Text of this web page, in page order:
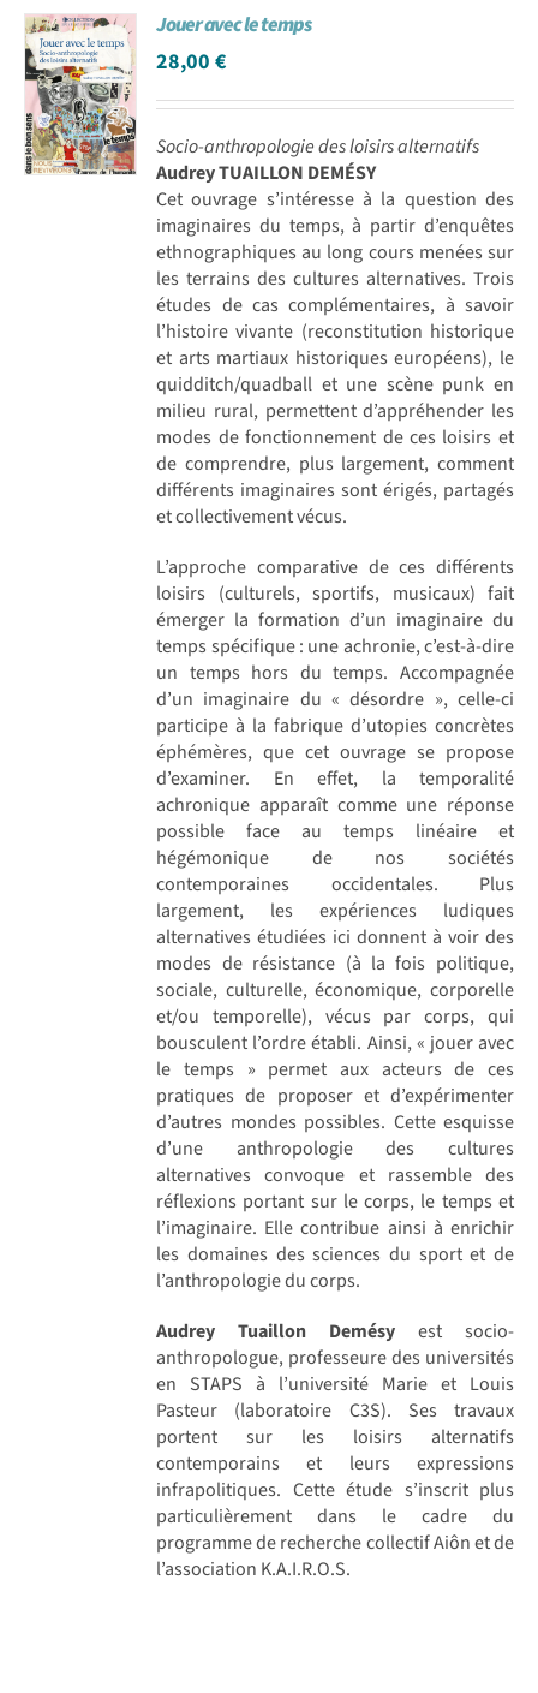
Achat en ligne
Panier WooCommerce
Jouer avec le temps
28,00€
Socio-anthropologie des loisirs alternatifs
Audrey TUAILLON DEMÉSY
Cet ouvrage s’intéresse à la question des
imaginaires du temps, à partir d’enquêtes
ethnographiques au long cours menées sur
les terrains des cultures alternatives. Trois
études de cas complémentaires, à savoir
l’histoire vivante (reconstitution historique
et arts martiaux historiques européens), le
quidditch/quadball et une scène punk en
milieu rural, permettent d’appréhender les
modes de fonctionnement de ces loisirs et
de comprendre, plus largement, comment
différents imaginaires sont érigés, partagés
et collectivement vécus.
L’approche comparative de ces différents
loisirs (culturels, sportifs, musicaux) fait
émerger la formation d’un imaginaire du
temps spécifique : une achronie, c’est-à-dire
un temps hors du temps. Accompagnée
d’un imaginaire du « désordre », celle-ci
participe à la fabrique d’utopies concrètes
éphémères, que cet ouvrage se propose
d’examiner. En effet, la temporalité
achronique apparaît comme une réponse
possible face au temps linéaire et
hégémonique de nos sociétés
contemporaines occidentales. Plus
largement, les expériences ludiques
alternatives étudiées ici donnent à voir des
modes de résistance (à la fois politique,
sociale, culturelle, économique, corporelle
et/ou temporelle), vécus par corps, qui
bousculent l’ordre établi. Ainsi, « jouer avec
le temps » permet aux acteurs de ces
pratiques de proposer et d’expérimenter
d’autres mondes possibles. Cette esquisse
d’une anthropologie des cultures
alternatives convoque et rassemble des
réflexions portant sur le corps, le temps et
l’imaginaire. Elle contribue ainsi à enrichir
les domaines des sciences du sport et de
l’anthropologie du corps.
Audrey Tuaillon Demésy est socio-
anthropologue, professeure des universités
en STAPS à l’université Marie et Louis
Pasteur (laboratoire C3S). Ses travaux
portent sur les loisirs alternatifs
contemporains et leurs expressions
infrapolitiques. Cette étude s’inscrit plus
particulièrement dans le cadre du
programme de recherche collectif Aiôn et de
l’association K.A.I.R.O.S.